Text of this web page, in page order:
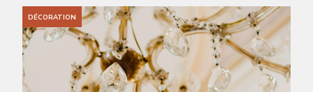
DÉCORATION